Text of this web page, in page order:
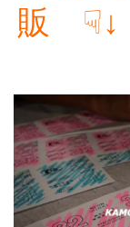
販 ☟↓